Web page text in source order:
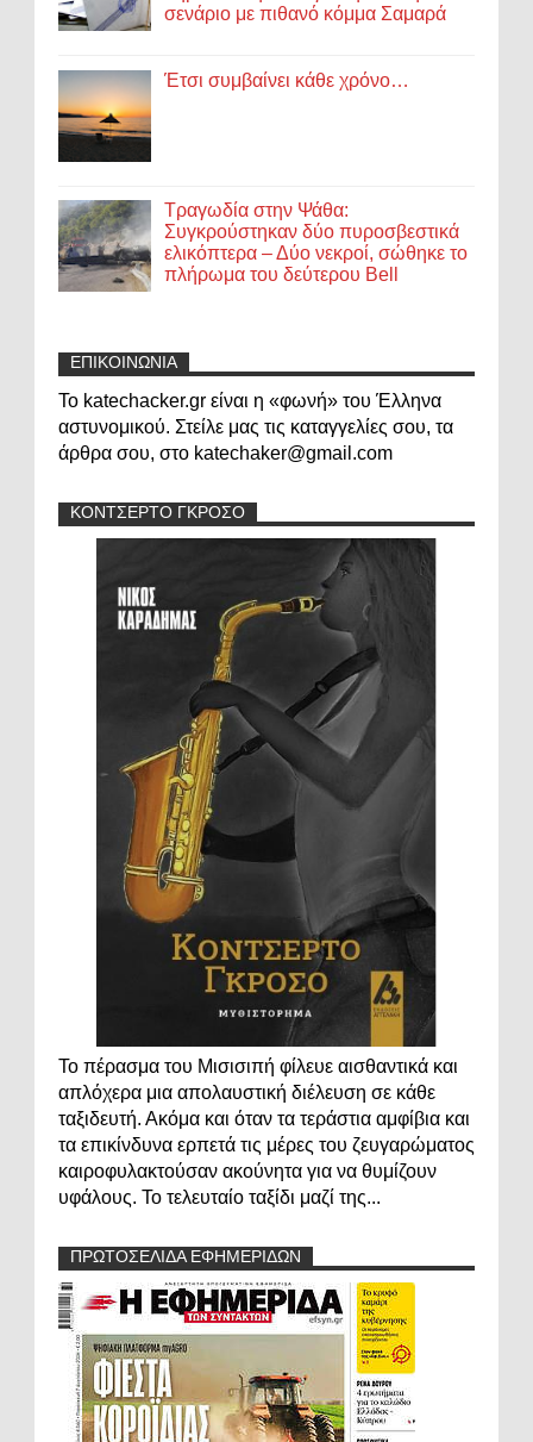
σενάριο με πιθανό κόμμα Σαμαρά
Έτσι συμβαίνει κάθε χρόνο…
Τραγωδία στην Ψάθα:
Συγκρούστηκαν δύο πυροσβεστικά
ελικόπτερα – Δύο νεκροί, σώθηκε το
πλήρωμα του δεύτερου Bell
ΕΠΙΚΟΙΝΩΝΙΑ
Το katechacker.gr είναι η «φωνή» του Έλληνα
αστυνομικού. Στείλε μας τις καταγγελίες σου, τα
άρθρα σου, στο katechaker@gmail.com
ΚΟΝΤΣΕΡΤΟ ΓΚΡΟΣΟ
Το πέρασμα του Μισισιπή φίλευε αισθαντικά και
απλόχερα μια απολαυστική διέλευση σε κάθε
ταξιδευτή. Ακόμα και όταν τα τεράστια αμφίβια και
τα επικίνδυνα ερπετά τις μέρες του ζευγαρώματος
καιροφυλακτούσαν ακούνητα για να θυμίζουν
υφάλους. Το τελευταίο ταξίδι μαζί της...
ΠΡΩΤΟΣΕΛΙΔΑ ΕΦΗΜΕΡΙΔΩΝ